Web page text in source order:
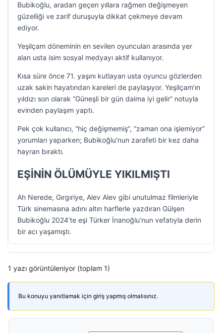
Bubikoğlu, aradan geçen yıllara rağmen değişmeyen
güzelliği ve zarif duruşuyla dikkat çekmeye devam
ediyor.
Yeşilçam döneminin en sevilen oyuncuları arasında yer
alan usta isim sosyal medyayı aktif kullanıyor.
Kısa süre önce 71. yaşını kutlayan usta oyuncu gözlerden
uzak sakin hayatından kareleri de paylaşıyor. Yeşilçam’ın
yıldızı son olarak “Güneşli bir gün daima iyi gelir” notuyla
evinden paylaşım yaptı.
Pek çok kullanıcı, “hiç değişmemiş”, “zaman ona işlemiyor”
yorumları yaparken; Bubikoğlu’nun zarafeti bir kez daha
hayran bıraktı.
EŞİNİN ÖLÜMÜYLE YIKILMIŞTI
Ah Nerede, Gırgıriye, Alev Alev gibi unutulmaz filmleriyle
Türk sinemasına adını altın harflerle yazdıran Gülşen
Bubikoğlu 2024’te eşi Türker İnanoğlu’nun vefatıyla derin
bir acı yaşamıştı.
1 yazı görüntüleniyor (toplam 1)
Bu konuyu yanıtlamak için giriş yapmış olmalısınız.